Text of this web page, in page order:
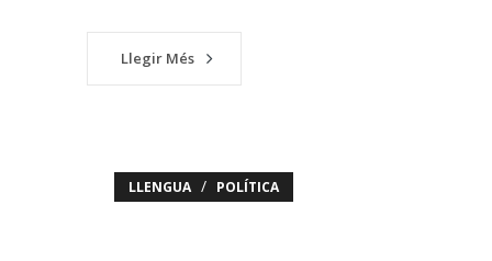
Llegir Més
LLENGUA / POLÍTICA